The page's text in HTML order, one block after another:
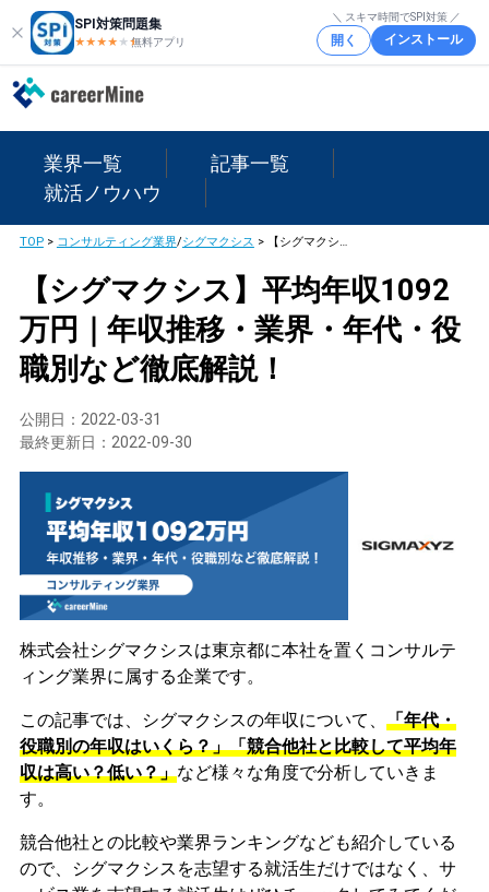
SPI対策問題集
★★★★ ★★
無料アプリ
＼ スキマ時間でSPI対策 ／
開く インストール
業界一覧
記事一覧
就活ノウハウ
TOP> コンサルティング業界/シグマクシス > 【シグマクシス】平均年収1092万円｜年収推移・業界・年代・役職別など徹底解説！
【シグマクシス】平均年収1092
万円｜年収推移・業界・年代・役
職別など徹底解説！
公開日： 2022-03-31
最終更新日： 2022-09-30
株式会社シグマクシスは東京都に本社を置くコンサルテ
ィング業界に属する企業です。
この記事では、シグマクシスの年収について、 「年代・
役職別の年収はいくら？」「競合他社と比較して平均年
収は高い？低い？」など様々な角度で分析していきま
す。
競合他社との比較や業界ランキングなども紹介している
ので、シグマクシスを志望する就活生だけではなく、サ